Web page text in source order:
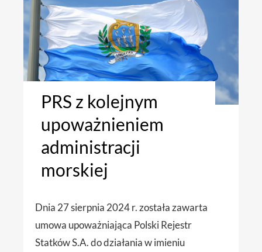
PRS z kolejnym
upoważnieniem
administracji
morskiej
Dnia 27 sierpnia 2024 r. została zawarta
umowa upoważniająca Polski Rejestr
Statków S.A. do działania w imieniu